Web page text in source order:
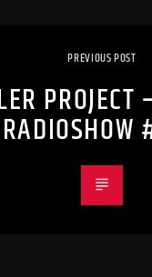
PREVIOUS POST